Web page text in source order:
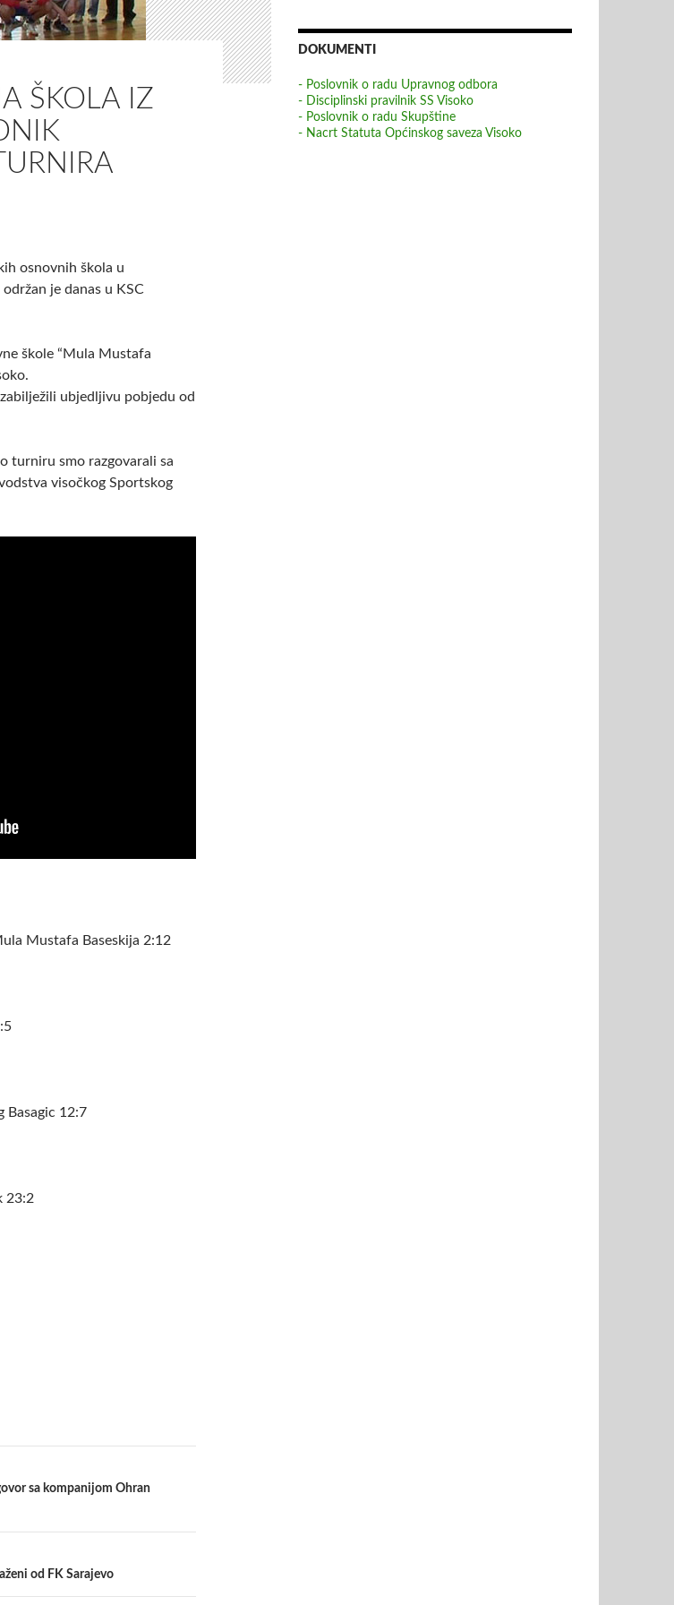
ŠKOLA IZ
osnovnih škola u
je danas u KSC
škole “Mula Mustafa
ubjedljivu pobjedu od
turniru smo razgovarali sa
visočkog Sportskog
Mustafa Baseskija 2:12
Basagic 12:7
23:2
sa kompanijom Ohran
od FK Sarajevo
DOKUMENTI
- Poslovnik o radu Upravnog odbora
- Disciplinski pravilnik SS Visoko
- Poslovnik o radu Skupštine
- Nacrt Statuta Općinskog saveza Visoko